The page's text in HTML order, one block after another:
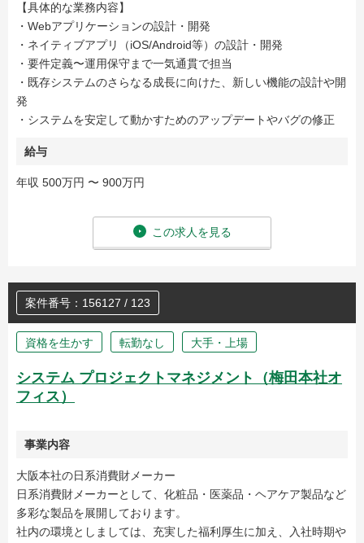
【具体的な業務内容】
・Webアプリケーションの設計・開発
・ネイティブアプリ（iOS/Android等）の設計・開発
・要件定義〜運⽤保守まで⼀気通貫で担当
・既存システムのさらなる成長に向けた、新しい機能の設計や開
発
・システムを安定して動かすためのアップデートやバグの修正
給与
年収 500万円 〜 900万円
この求人を見る
案件番号：156127 / 123
資格を生かす 転勤なし 大手・上場
システム プロジェクトマネジメント（梅田本社オ
フィス）
事業内容
大阪本社の日系消費財メーカー
日系消費財メーカーとして、化粧品・医薬品・ヘアケア製品など
多彩な製品を展開しております。
社内の環境としましては、充実した福利厚生に加え、入社時期や